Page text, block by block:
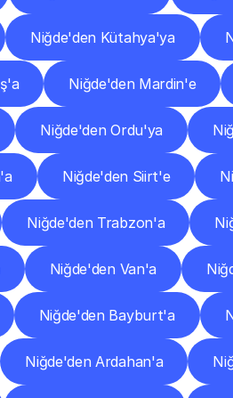
Niğde'den Kütahya'ya
Niğde'den Mardin'e
Niğde'den Ordu'ya
Niğde'den Siirt'e
Niğde'den Trabzon'a
Niğde'den Van'a
Niğde'den Bayburt'a
Niğde'den Ardahan'a